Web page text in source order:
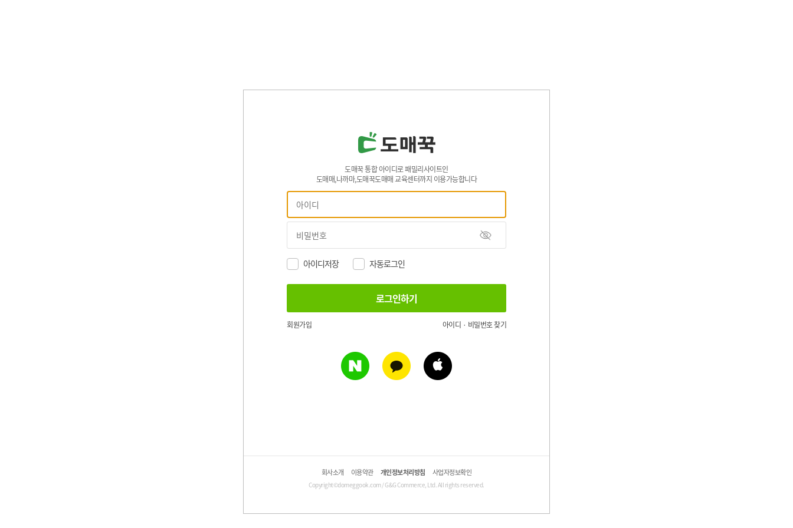
도매꾹 통합 아이디로 패밀리사이트인
도매매,나까마,도매꾹도매매 교육센터까지 이용가능합니다
아이디저장 자동로그인
회원가입 아이디 · 비밀번호 찾기
회사소개 이용약관 개인정보처리방침 사업자정보확인
Copyright©domeggook.com / G&G Commerce, Ltd. All rights reserved.